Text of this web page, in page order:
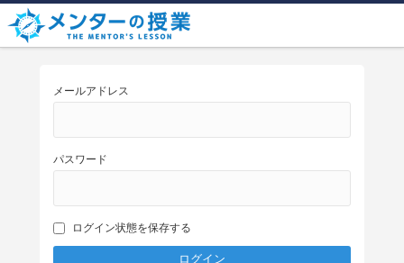
メールアドレス
パスワード
ログイン状態を保存する